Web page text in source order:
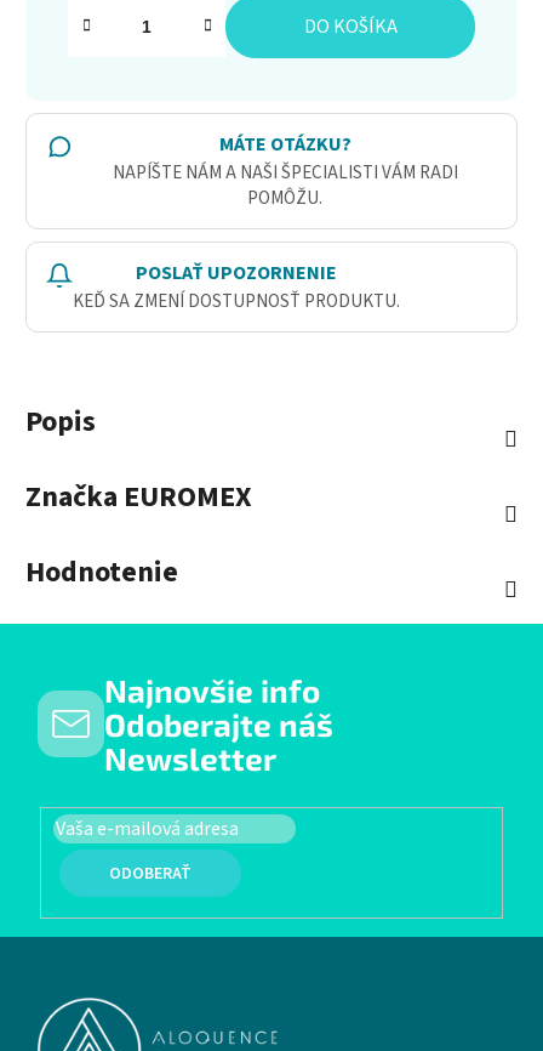
Jednotková cena:
DO KOŠÍKA
MÁTE OTÁZKU?
NAPÍŠTE NÁM A NAŠI ŠPECIALISTI VÁM RADI
POMÔŽU.
POSLAŤ UPOZORNENIE
KEĎ SA ZMENÍ DOSTUPNOSŤ PRODUKTU.
Popis
Značka EUROMEX
Hodnotenie
Najnovšie info
Odoberajte náš
Newsletter
PRIHLÁSIŤ SA